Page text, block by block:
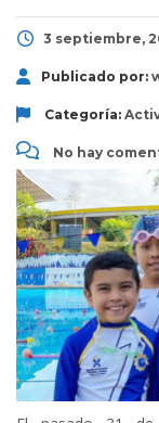
3 septiembre,
Publicado por:
Categoría:
No hay